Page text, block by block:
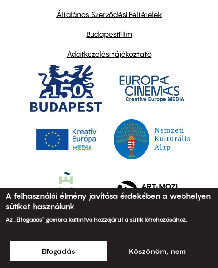
Általános Szerződési Feltételek
BudapestFilm
Adatkezelési tájékoztató
A felhasználói élmény javítása érdekében a webhelyen
sütiket használunk
Az „Elfogadás” gombra kattintva hozzájárul a sütik létrehozásához.
Elfogadás Köszönöm, nem